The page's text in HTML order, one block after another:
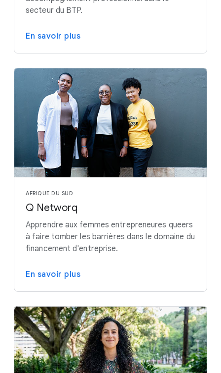
secteur du BTP.
En savoir plus
AFRIQUE DU SUD
Q Networq
Apprendre aux femmes entrepreneures queers
à faire tomber les barrières dans le domaine du
financement d'entreprise.
En savoir plus